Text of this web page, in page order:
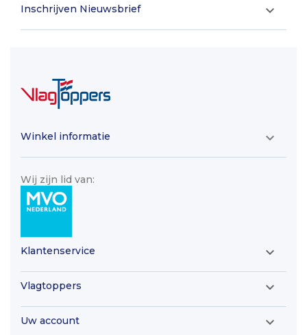
Inschrijven Nieuwsbrief 
Winkel informatie 
Wij zijn lid van:
Klantenservice 
Vlagtoppers 
Uw account 